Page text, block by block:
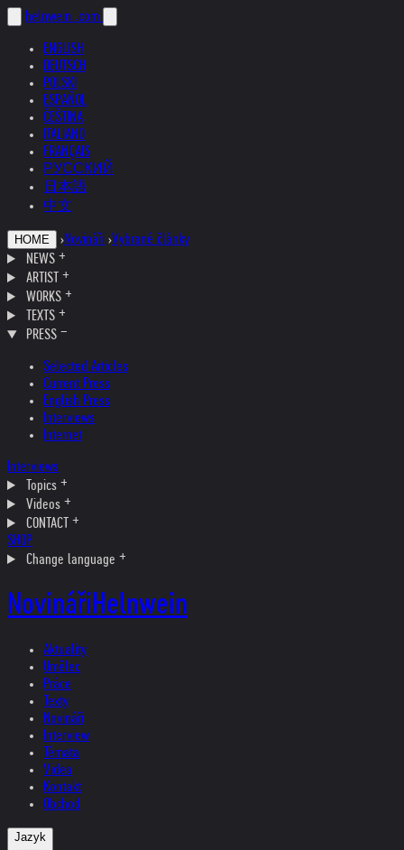
helnwein .com
ENGLISH
DEUTSCH
POLSKI
ESPAÑOL
ČEŠTINA
ITALIANO
FRANÇAIS
РУССКИЙ
日本語
中文
HOME ›Novináři ›Vybrané články
NEWS
ARTIST
WORKS
TEXTS
PRESS
Selected Articles
Current Press
English Press
Interviews
Internet
Interviews
Topics
Videos
CONTACT
SHOP
Change language
NovinářiHelnwein
Aktuality
Umělec
Práce
Texty
Novináři
Interview
Témata
Videa
Kontakt
Obchod
Jazyk